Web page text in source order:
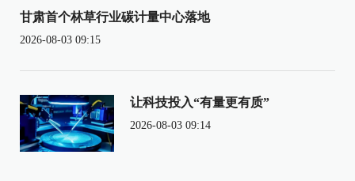
甘肃首个林草行业碳计量中心落地
2026-08-03 09:15
让科技投入“有量更有质”
2026-08-03 09:14